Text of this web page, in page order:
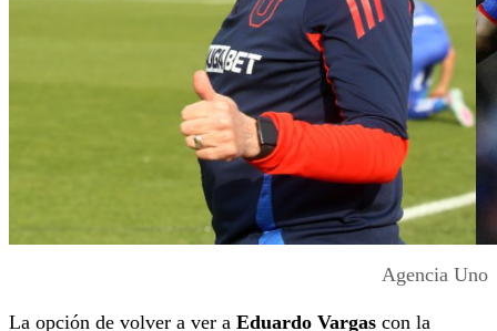
Agencia Uno
La opción de volver a ver a Eduardo Vargas con la